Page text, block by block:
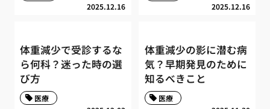
2025.12.16 2025.12.16
体重減少で受診するな
ら何科？迷った時の選
び方
医療
体重減少の影に潜む病
気？早期発見のために
知るべきこと
医療